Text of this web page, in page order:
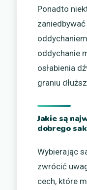
Ponadto
oddychanie
osłabienia
graniu
Jakie są
dobrego
Wybierając
zwrócić
cech, które